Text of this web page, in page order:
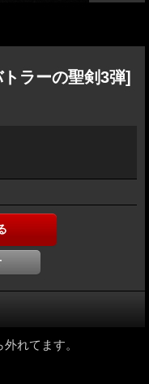
ラーの聖剣3弾]
れてます。